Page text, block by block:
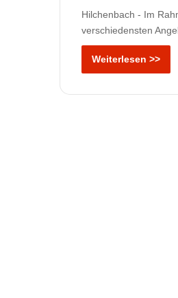
Hilchenbach - Im
verschiedensten
Weiterlesen >>